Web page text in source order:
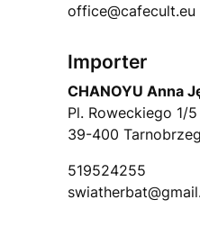
office@cafecult.eu
Importer
CHANOYU Anna
Pl. Roweckiego 1/5
39-400
519524255